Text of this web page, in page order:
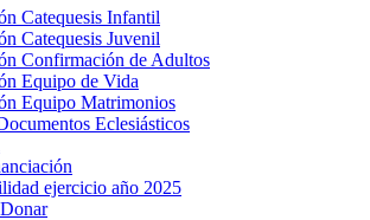
Catequesis Infantil
Catequesis Juvenil
Confirmación de Adultos
Equipo de Vida
Equipo Matrimonios
Eclesiásticos
ejercicio año 2025